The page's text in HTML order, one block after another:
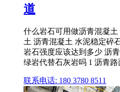
道
什么岩石可用做沥青混凝
土 沥青混凝土 水泥稳定碎
岩石强度应该达到多少 沥
绿岩代替石灰岩吗 1 沥青
联系电话: 180 3780 8511